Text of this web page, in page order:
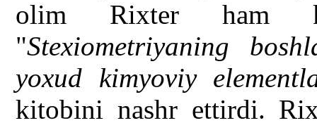
olim Rixter ham
"Stexiometriyaning
yoxud kimyoviy
kitobini nashr ettirdi.